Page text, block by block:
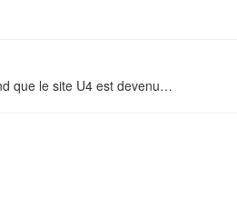
que le site U4 est devenu…